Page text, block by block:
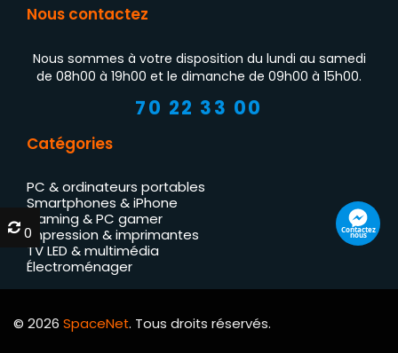
Nous contactez
Nous sommes à votre disposition du lundi au samedi
de 08h00 à 19h00 et le dimanche de 09h00 à 15h00.
70 22 33 00
Catégories
PC & ordinateurs portables
Smartphones & iPhone
Gaming & PC gamer
Impression & imprimantes
TV LED & multimédia
Électroménager
© 2026 SpaceNet. Tous droits réservés.
Contactez
nous
0
0